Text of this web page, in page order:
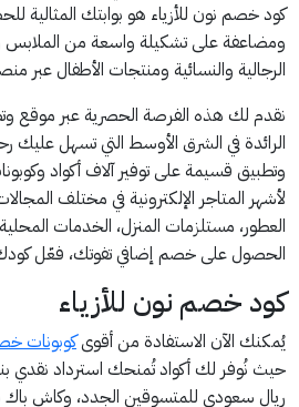
كود خصم نون للأزياء هو بوابتك
ومضاعفة على تشكيلة واسعة من الملابس
الرجالية والنسائية ومنتجات الأطفال عبر
نقدم لك هذه الفرصة الحصرية عبر موقع
الرائدة في الشرق الأوسط التي تسهل عليك
وتطبيق قسيمة على توفير آلاف أكواد
لأشهر المتاجر الإلكترونية في مختلف
العطور، مستلزمات المنزل، الخدمات
الحصول على خصم إضافي تفوتك، فعّل كودك
كود خصم نون للأزياء
يُمكنك الآن الاستفادة من أقوىكوبونات